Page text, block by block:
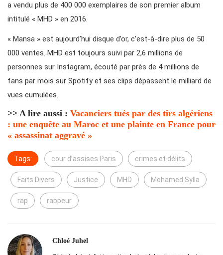
a vendu plus de 400 000 exemplaires de son premier album
intitulé « MHD » en 2016.
« Mansa » est aujourd’hui disque d’or, c’est-à-dire plus de 50
000 ventes. MHD est toujours suivi par 2,6 millions de
personnes sur Instagram, écouté par près de 4 millions de
fans par mois sur Spotify et ses clips dépassent le milliard de
vues cumulées.
>> A lire aussi : Vacanciers tués par des tirs algériens
: une enquête au Maroc et une plainte en France pour
« assassinat aggravé »
Tags: cour d’assises Paris crimes et délits
Faits Divers Justice MHD Mohamed Sylla
rap rappeur
Chloé Juhel